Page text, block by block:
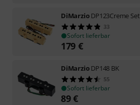
DiMarzioDP123Creme Set
33
Sofort lieferbar
179 €
DiMarzioDP148 BK
55
Sofort lieferbar
89€